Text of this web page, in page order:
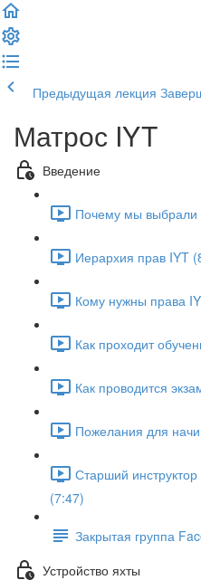
Предыдущая лекция
Матрос IYT
Введение
Почему мы выбрали
Иерархия прав IYT
Кому нужны права
Как проходит
Как проводится
Пожелания для
Старший
(7:47)
Закрытая группа
Устройство яхты